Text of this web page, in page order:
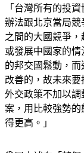
「台灣所有的投
辦法跟北京當局
之間的大國競爭，
或發展中國家的
的邦交國鬆動，
改善的，故未來
外交政策不加以調
案，用比較強勢
得更高。」